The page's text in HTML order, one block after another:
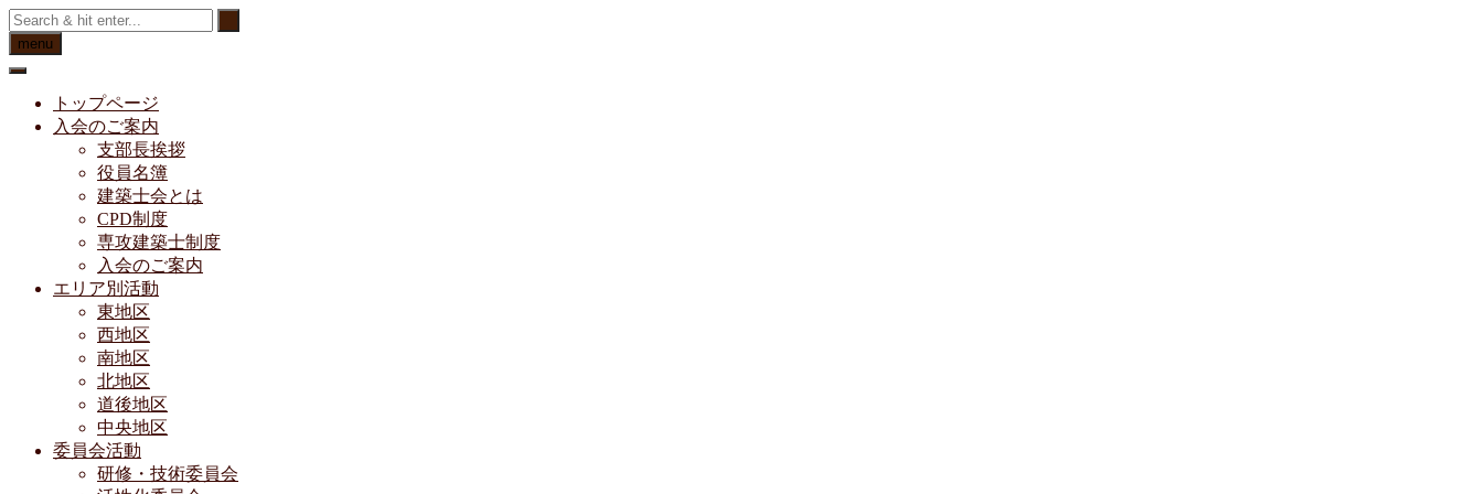
Skip
to
content
menu
トップページ
入会のご案内
支部長挨拶
役員名簿
建築士会とは
CPD制度
専攻建築士制度
入会のご案内
エリア別活動
東地区
西地区
南地区
北地区
道後地区
中央地区
委員会活動
研修・技術委員会